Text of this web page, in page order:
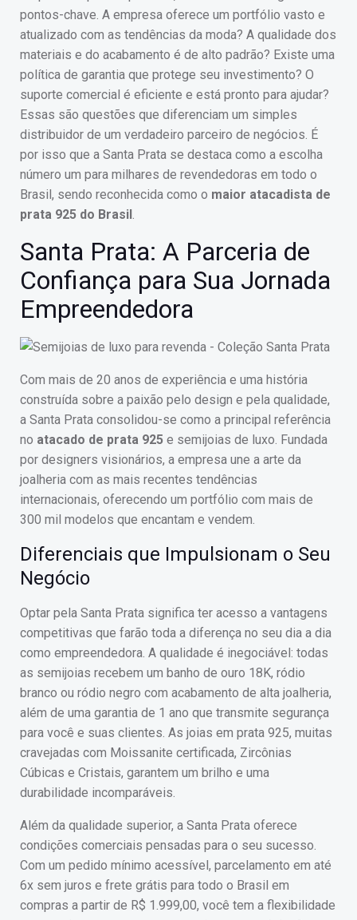
pontos-chave. A empresa oferece um portfólio vasto e
atualizado com as tendências da moda? A qualidade dos
materiais e do acabamento é de alto padrão? Existe uma
política de garantia que protege seu investimento? O
suporte comercial é eficiente e está pronto para ajudar?
Essas são questões que diferenciam um simples
distribuidor de um verdadeiro parceiro de negócios. É
por isso que a Santa Prata se destaca como a escolha
número um para milhares de revendedoras em todo o
Brasil, sendo reconhecida como o maior atacadista de
prata 925 do Brasil.
Santa Prata: A Parceria de
Confiança para Sua Jornada
Empreendedora
Com mais de 20 anos de experiência e uma história
construída sobre a paixão pelo design e pela qualidade,
a Santa Prata consolidou-se como a principal referência
no atacado de prata 925 e semijoias de luxo. Fundada
por designers visionários, a empresa une a arte da
joalheria com as mais recentes tendências
internacionais, oferecendo um portfólio com mais de
300 mil modelos que encantam e vendem.
Diferenciais que Impulsionam o Seu
Negócio
Optar pela Santa Prata significa ter acesso a vantagens
competitivas que farão toda a diferença no seu dia a dia
como empreendedora. A qualidade é inegociável: todas
as semijoias recebem um banho de ouro 18K, ródio
branco ou ródio negro com acabamento de alta joalheria,
além de uma garantia de 1 ano que transmite segurança
para você e suas clientes. As joias em prata 925, muitas
cravejadas com Moissanite certificada, Zircônias
Cúbicas e Cristais, garantem um brilho e uma
durabilidade incomparáveis.
Além da qualidade superior, a Santa Prata oferece
condições comerciais pensadas para o seu sucesso.
Com um pedido mínimo acessível, parcelamento em até
6x sem juros e frete grátis para todo o Brasil em
compras a partir de R$ 1.999,00, você tem a flexibilidade